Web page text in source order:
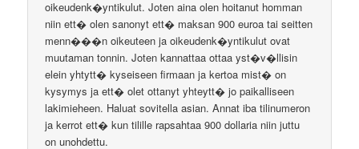
oikeudenk�yntikulut. Joten aina olen hoitanut homman
niin ett� olen sanonyt ett� maksan 900 euroa tai seitten
menn���n oikeuteen ja oikeudenk�yntikulut ovat
muutaman tonnin. Joten kannattaa ottaa yst�v�llisin
elein yhtytt� kyseiseen firmaan ja kertoa mist� on
kysymys ja ett� olet ottanyt yhteytt� jo paikalliseen
lakimieheen. Haluat sovitella asian. Annat iba tilinumeron
ja kerrot ett� kun tilille rapsahtaa 900 dollaria niin juttu
on unohdettu.